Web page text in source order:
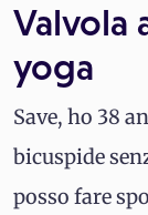
Valvola
yoga
Save, ho 38
bicuspide
posso fare